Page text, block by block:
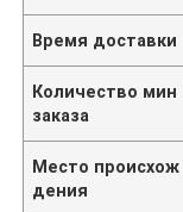
Время доставки
Количество мин
заказа
Место происхож
дения